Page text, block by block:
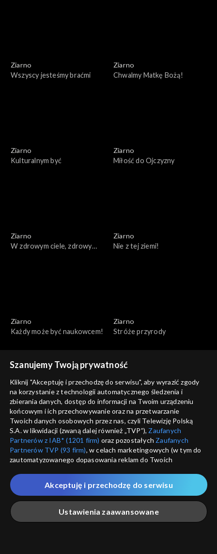
Ziarno
Wszyscy jesteśmy braćmi
Ziarno
Chwalmy Matkę Bożą!
Ziarno
Kulturalnym być
Ziarno
Miłość do Ojczyzny
Ziarno
W zdrowym ciele, zdrowy
Ziarno
Nie z tej ziemi!
Ziarno
Każdy może być naukowcem!
Ziarno
Stróże przyrody
Ziarno
Kto śpiewa, dwa razy się
modli
Ziarno
W rodzinie siła!
Ziarno
Mistrz niesienia pomocy
Ziarno
Wakacje z Panem Bogiem
Szanujemy Twoją prywatność
Kliknij "Akceptuję i przechodzę do serwisu", aby wyrazić zgody
na korzystanie z technologii automatycznego śledzenia i
zbierania danych, dostęp do informacji na Twoim urządzeniu
końcowym i ich przechowywanie oraz na przetwarzanie
Twoich danych osobowych przez nas, czyli Telewizję Polską
S.A. w likwidacji (zwaną dalej również „TVP”), Zaufanych
Partnerów z IAB* (1201 firm) oraz pozostałych Zaufanych
Partnerów TVP (93 firm), w celach marketingowych (w tym do
zautomatyzowanego dopasowania reklam do Twoich
które wskazujemy poniżej, a także zgody na udostępnianie
przez nas identyfikatora PPID do Google.
Twoje dane osobowe zbierane podczas odwiedzania przez
Ciebie naszych
poszczególnych serwisówzwanych dalej
„Portalem”, w tym informacje zapisywane za pomocą
Ustawienia zaawansowane
Akceptuję i przechodzę do serwisu